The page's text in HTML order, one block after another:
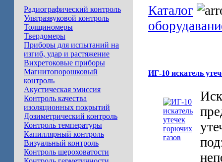
Радиографический контроль
Ультразвуковой контроль
Толщиномеры
Твердомеры
Приборы для испытаний на
изгиб, удар и растяжение
Вихретоковые приборы
Магнитопорошковый
контроль
Акустическая эмиссия
Контроль качества
изоляционных покрытий
Дозиметрический контроль
Контроль температуры
Капиллярный контроль
Визуальный контроль
Контроль шероховатости
Каталог
ИГ-10 искатель